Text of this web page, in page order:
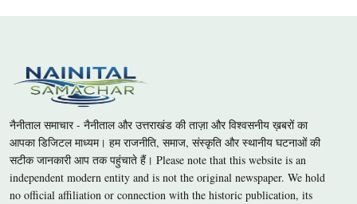
नैनीताल समाचार - नैनीताल और उत्तराखंड की ताज़ा और विश्वसनीय ख़बरों का
आपका डिजिटल माध्यम। हम राजनीति, समाज, संस्कृति और स्थानीय घटनाओं की
सटीक जानकारी आप तक पहुंचाते हैं। Please note that this website is an
independent modern entity and is not the original newspaper. We hold
no official affiliation or connection with the historic publication, its